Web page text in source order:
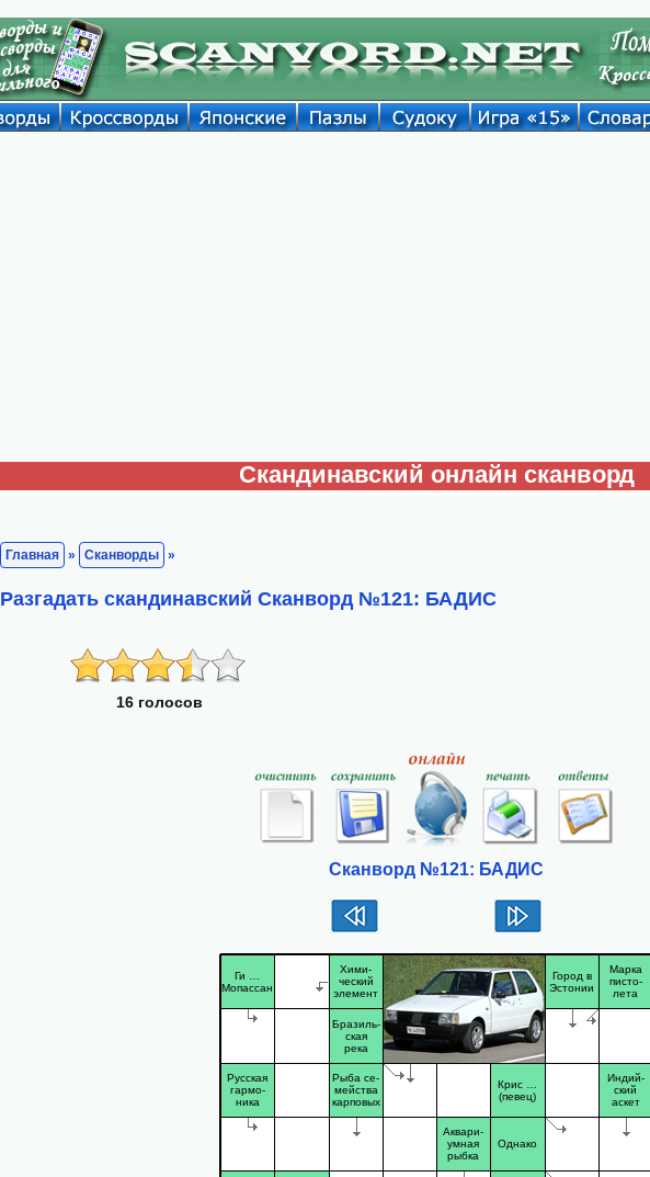
Скандинавский онлайн сканворд
Главная » Сканворды »
Разгадать скандинавский Сканворд №121: БАДИС
16 голосов
Сканворд №121: БАДИС
Ги …
Мопассан
Хими-
ческий
элемент
Город в
Эстонии
Марка
писто-
лета
Бразиль-
ская
река
Русская
гармо-
ника
Рыба се-
мейства
карповых
Крис …
(певец)
Индий-
ский
аскет
Аквари-
умная
рыбка
Однако